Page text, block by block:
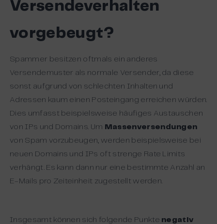
Versendeverhalten
vorgebeugt?
Spammer besitzen oftmals ein anderes
Versendemuster als normale Versender, da diese
sonst aufgrund von schlechten Inhalten und
Adressen kaum einen Posteingang erreichen würden.
Dies umfasst beispielsweise häufiges Austauschen
von IPs und Domains. Um Massenversendungen
von Spam vorzubeugen, werden beispielsweise bei
neuen Domains und IPs oft strenge Rate Limits
verhängt. Es kann dann nur eine bestimmte Anzahl an
E-Mails pro Zeiteinheit zugestellt werden.
Insgesamt können sich folgende Punkte negativ